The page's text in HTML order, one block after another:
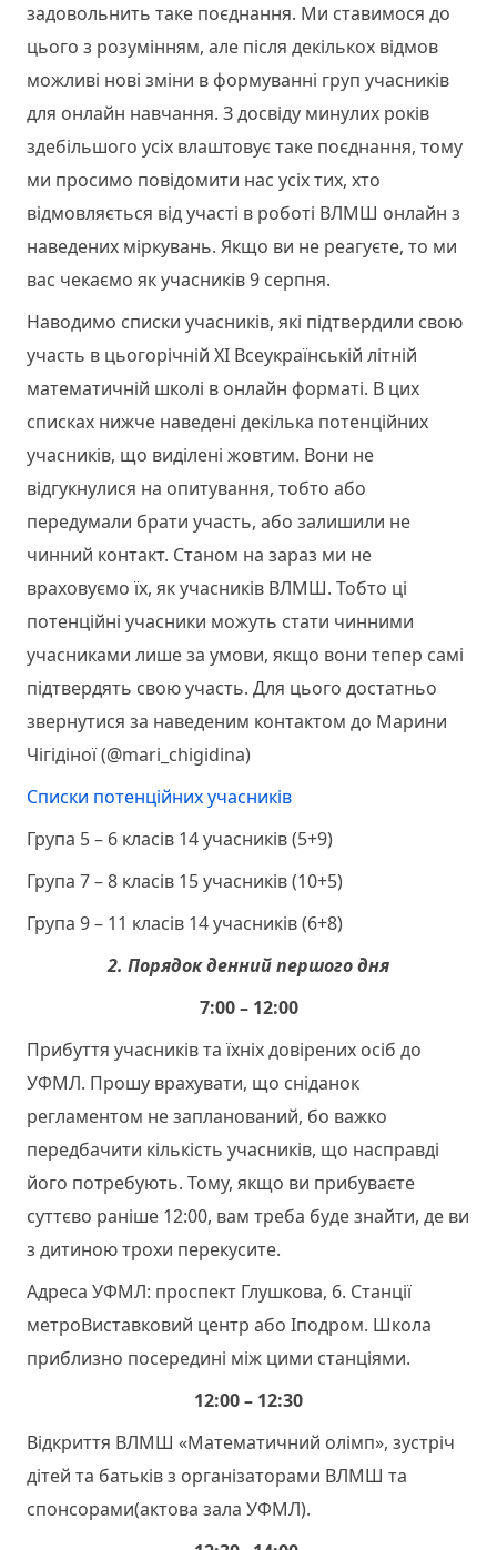
задовольнить таке поєднання. Ми ставимося до
цього з розумінням, але після декількох відмов
можливі нові зміни в формуванні груп учасників
для онлайн навчання. З досвіду минулих років
здебільшого усіх влаштовує таке поєднання, тому
ми просимо повідомити нас усіх тих, хто
відмовляється від участі в роботі ВЛМШ онлайн з
наведених міркувань. Якщо ви не реагуєте, то ми
вас чекаємо як учасників 9 серпня.
Наводимо списки учасників, які підтвердили свою
участь в цьогорічній ХІ Всеукраїнській літній
математичній школі в онлайн форматі. В цих
списках нижче наведені декілька потенційних
учасників, що виділені жовтим. Вони не
відгукнулися на опитування, тобто або
передумали брати участь, або залишили не
чинний контакт. Станом на зараз ми не
враховуємо їх, як учасників ВЛМШ. Тобто ці
потенційні учасники можуть стати чинними
учасниками лише за умови, якщо вони тепер самі
підтвердять свою участь. Для цього достатньо
звернутися за наведеним контактом до Марини
Чігідіної (@mari_chigidina)
Списки потенційних учасників
Група 5 – 6 класів 14 учасників (5+9)
Група 7 – 8 класів 15 учасників (10+5)
Група 9 – 11 класів 14 учасників (6+8)
2. Порядок денний першого дня
7:00 – 12:00
Прибуття учасників та їхніх довірених осіб до
УФМЛ. Прошу врахувати, що сніданок
регламентом не запланований, бо важко
передбачити кількість учасників, що насправді
його потребують. Тому, якщо ви прибуваєте
суттєво раніше 12:00, вам треба буде знайти, де ви
з дитиною трохи перекусите.
Адреса УФМЛ: проспект Глушкова, 6. Станції
метроВиставковий центр або Іподром. Школа
приблизно посередині між цими станціями.
12:00 – 12:30
Відкриття ВЛМШ «Математичний олімп», зустріч
дітей та батьків з організаторами ВЛМШ та
спонсорами(актова зала УФМЛ).